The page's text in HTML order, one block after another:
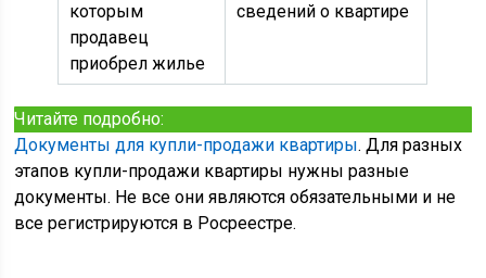
которым
продавец
приобрел жилье
сведений о квартире
Читайте подробно:
Документы для купли-продажи квартиры. Для разных
этапов купли-продажи квартиры нужны разные
документы. Не все они являются обязательными и не
все регистрируются в Росреестре.